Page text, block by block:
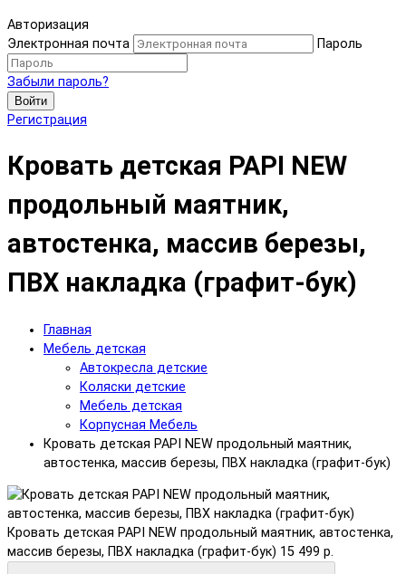
Авторизация
Электронная почта
Пароль
Забыли пароль?
Войти
Регистрация
Кровать детская PAPI NEW
продольный маятник,
автостенка, массив березы,
ПВХ накладка (графит-бук)
Главная
Мебель детская
Автокресла детские
Коляски детские
Мебель детская
Корпусная Мебель
Кровать детская PAPI NEW продольный маятник,
автостенка, массив березы, ПВХ накладка (графит-бук)
Кровать детская PAPI NEW продольный маятник, автостенка,
массив березы, ПВХ накладка (графит-бук) 15 499 р.